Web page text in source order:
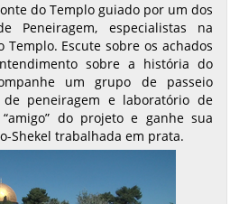
do Templo guiado por um dos
Peneiragem, especialistas na
Escute sobre os achados
sobre a história do
um grupo de passeio
peneiragem e laboratório de
do projeto e ganhe sua
Shekel trabalhada em prata.